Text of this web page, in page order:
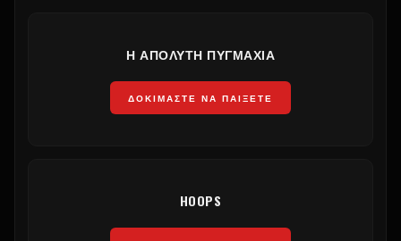
Η ΑΠΌΛΥΤΗ ΠΥΓΜΑΧΊΑ
ΔΟΚΙΜΆΣΤΕ ΝΑ ΠΑΊΞΕΤΕ
HOOPS